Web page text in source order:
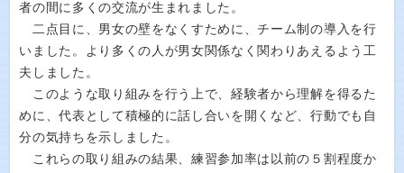
者の間に多くの交流が生まれました。
二点目に、男女の壁をなくすために、チーム制の導入を行
いました。より多くの人が男女関係なく関わりあえるよう工
夫しました。
このような取り組みを行う上で、経験者から理解を得るた
めに、代表として積極的に話し合いを開くなど、行動でも自
分の気持ちを示しました。
これらの取り組みの結果、練習参加率は以前の５割程度か